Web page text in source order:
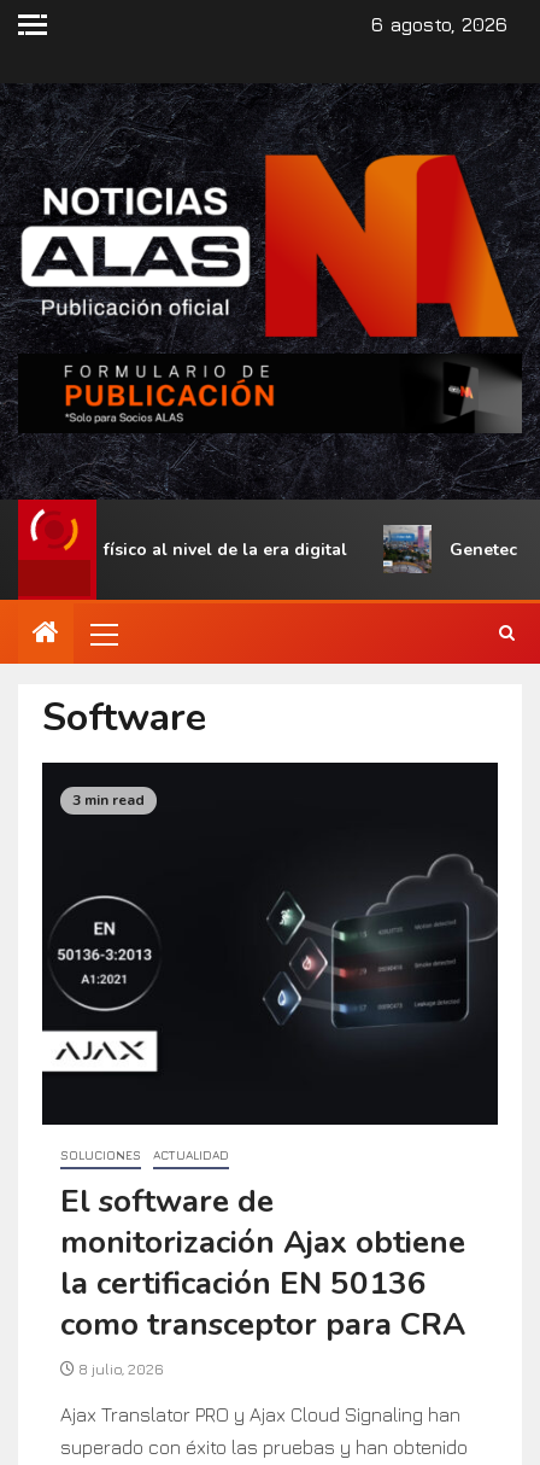
6 agosto, 2026
de la era digital Genetec Mindset360 destaca la
Software
3 min read
SOLUCIONES ACTUALIDAD
El software de
monitorización Ajax obtiene
la certificación EN 50136
como transceptor para CRA
8 julio, 2026
Ajax Translator PRO y Ajax Cloud Signaling han
superado con éxito las pruebas y han obtenido